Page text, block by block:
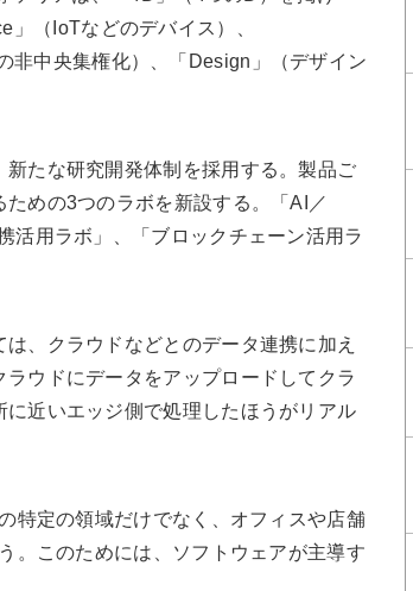
（IoTなどのデバイス）、
非中央集権化）、「Design」（デザイン
たな研究開発体制を採用する。製品ご
めの3つのラボを新設する。「AI／
活用ラボ」、「ブロックチェーン活用ラ
、クラウドなどとのデータ連携に加え
ウドにデータをアップロードしてクラ
近いエッジ側で処理したほうがリアル
特定の領域だけでなく、オフィスや店舗
。このためには、ソフトウェアが主導す